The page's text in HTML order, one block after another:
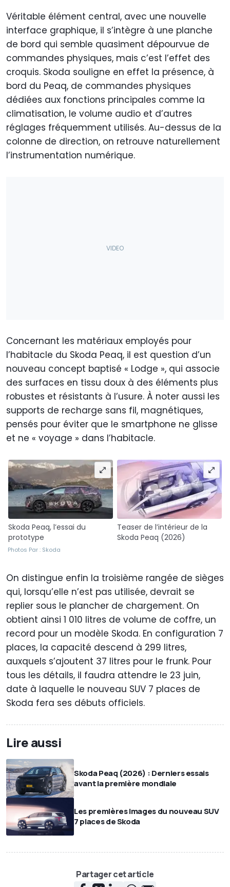
Véritable élément central, avec une nouvelle
interface graphique, il s’intègre à une planche
de bord qui semble quasiment dépourvue de
commandes physiques, mais c’est l’effet des
croquis. Skoda souligne en effet la présence, à
bord du Peaq, de commandes physiques
dédiées aux fonctions principales comme la
climatisation, le volume audio et d’autres
réglages fréquemment utilisés. Au-dessus de la
colonne de direction, on retrouve naturellement
l’instrumentation numérique.
Concernant les matériaux employés pour
l’habitacle du Skoda Peaq, il est question d’un
nouveau concept baptisé « Lodge », qui associe
des surfaces en tissu doux à des éléments plus
robustes et résistants à l’usure. À noter aussi les
supports de recharge sans fil, magnétiques,
pensés pour éviter que le smartphone ne glisse
et ne « voyage » dans l’habitacle.
Skoda Peaq, l’essai du
prototype
Teaser de l’intérieur de la
Skoda Peaq (2026)
Photos Par : Skoda
On distingue enfin la troisième rangée de sièges
qui, lorsqu’elle n’est pas utilisée, devrait se
replier sous le plancher de chargement. On
obtient ainsi 1 010 litres de volume de coffre, un
record pour un modèle Skoda. En configuration 7
places, la capacité descend à 299 litres,
auxquels s’ajoutent 37 litres pour le frunk. Pour
tous les détails, il faudra attendre le 23 juin,
date à laquelle le nouveau SUV 7 places de
Skoda fera ses débuts officiels.
Lire aussi
Skoda Peaq (2026) : Derniers essais
avant la première mondiale
Les premières images du nouveau SUV
7 places de Skoda
Partager cet article